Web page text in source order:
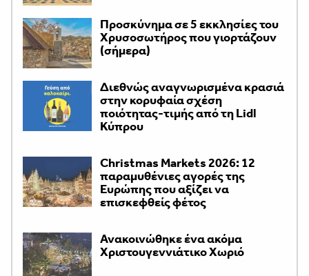
Προσκύνημα σε 5 εκκλησίες του
Χρυσοσωτήρος που γιορτάζουν
(σήμερα)
Διεθνώς αναγνωρισμένα κρασιά
στην κορυφαία σχέση
ποιότητας-τιμής από τη Lidl
Κύπρου
Christmas Markets 2026: 12
παραμυθένιες αγορές της
Ευρώπης που αξίζει να
επισκεφθείς φέτος
Ανακοινώθηκε ένα ακόμα
Χριστουγεννιάτικο Χωριό